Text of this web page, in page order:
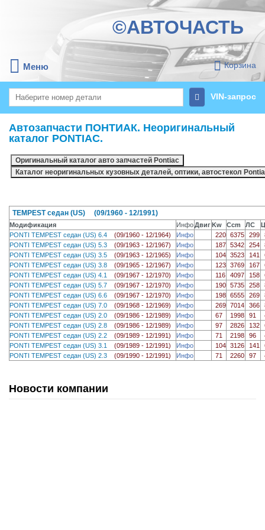
©АВТОЧАСТЬ
Меню Корзина
VIN-запрос
Автозапчасти ПОНТИАК. Неоригинальный
каталог PONTIAC.
TEMPEST седан (US) (09/1960 - 12/1991)
Модификация ИнфоДвигKw Ccm ЛС
PONTI TEMPEST седан (US) 6.4 (09/1960 - 12/1964) Инфо 220 6375 299
PONTI TEMPEST седан (US) 5.3 (09/1963 - 12/1967) Инфо 187 5342 254
PONTI TEMPEST седан (US) 3.5 (09/1963 - 12/1965) Инфо 104 3523 141
PONTI TEMPEST седан (US) 3.8 (09/1965 - 12/1967) Инфо 123 3769 167
PONTI TEMPEST седан (US) 4.1 (09/1967 - 12/1970) Инфо 116 4097 158
PONTI TEMPEST седан (US) 5.7 (09/1967 - 12/1970) Инфо 190 5735 258
PONTI TEMPEST седан (US) 6.6 (09/1967 - 12/1970) Инфо 198 6555 269
PONTI TEMPEST седан (US) 7.0 (09/1968 - 12/1969) Инфо 269 7014 366
PONTI TEMPEST седан (US) 2.0 (09/1986 - 12/1989) Инфо 67 1998 91
PONTI TEMPEST седан (US) 2.8 (09/1986 - 12/1989) Инфо 97 2826 132
PONTI TEMPEST седан (US) 2.2 (09/1989 - 12/1991) Инфо 71 2198 96
PONTI TEMPEST седан (US) 3.1 (09/1989 - 12/1991) Инфо 104 3126 141
PONTI TEMPEST седан (US) 2.3 (09/1990 - 12/1991) Инфо 71 2260 97
Новости компании